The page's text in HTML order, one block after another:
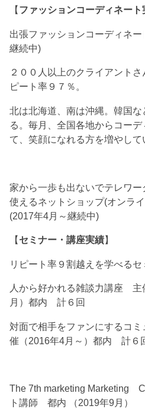
【 ファッションコーディネート
出張ファッションコーディネ
継続中)
２００人以上のクライアント
ピート率９７％。
北は北海道、南は沖縄。韓国
る。毎月、全国各地からコー
て、笑顔になれる方を増やして
家から一歩も出ないでテレワ
使えるネットショップ(オンラ
(2017年4月～継続中)
【セミナー・講座実績】
リピート率９割越えを学べる
人から好かれる雑談力講座 主
月）都内 計６回
対面で相手をファンにするコ
催（2016年4月～）都内 計６
The 7th marketing Marketing
ト講師 都内 （2019年9月）